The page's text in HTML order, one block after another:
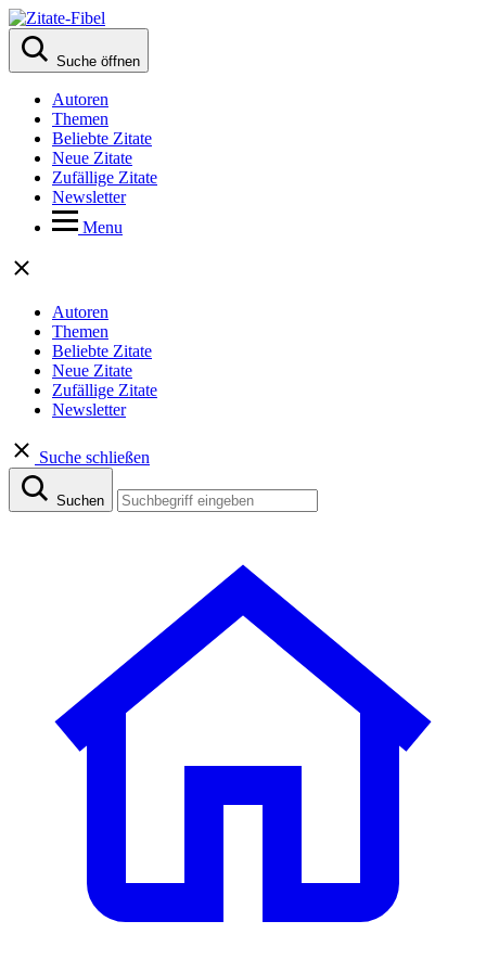
Suche öffnen
Autoren
Themen
Beliebte Zitate
Neue Zitate
Zufällige Zitate
Newsletter
Menu
Autoren
Themen
Beliebte Zitate
Neue Zitate
Zufällige Zitate
Newsletter
Suche schließen
Suchen